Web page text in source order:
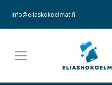
info@eliaskokoelmat.fi